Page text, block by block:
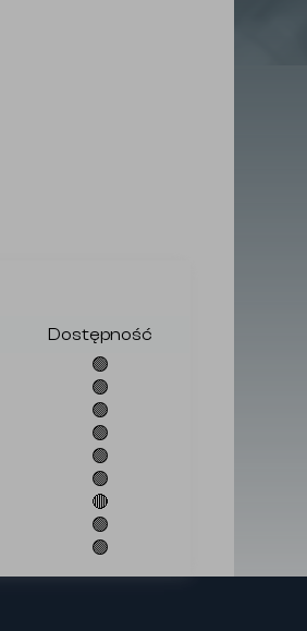
Dostępność
🟢
🟢
🟢
🟢
🟢
🟢
🔴
🟢
🟢